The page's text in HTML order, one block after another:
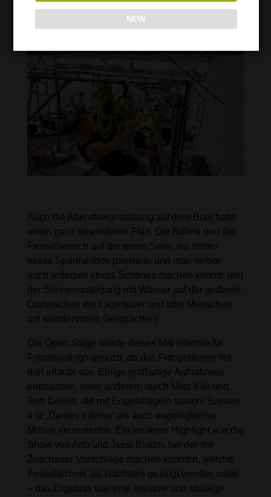
Auch die Abendveranstaltung auf dem Boot hatte
einen ganz besonderen Flair. Die Bühne und der
Fesselbereich auf der einen Seite, wo immer
etwas Spannendes passierte und man selber
auch jederzeit etwas Schönes machen konnte und
der Sonnenuntergang mit Wasser auf der anderen.
Dazwischen ein Lagerfeuer und tolle Menschen
mit wundervollen Gesprächen!
Die Open Stage wurde dieses Mal intensiv für
Fotoshootings genutzt, da das Fotografieren nur
dort erlaubt war. Einige großartige Aufnahmen
entstanden, unter anderem durch Miss Kiki und
Tom Delirio, die mit Engelsflügeln sowohl Szenen
à la „Dantes Inferno“ als auch engelsgleiche
Motive inszenierten. Ein weiteres Highlight war die
Show von Arto und Jessi Bloom, bei der die
Zuschauer Vorschläge machen konnten, welche
Fesseltechnik als Nächstes gezeigt werden sollte
– das Ergebnis war eine kreative und spaßige
NEIN